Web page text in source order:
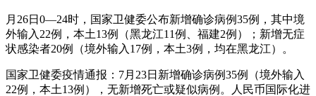
月26日0—24时，国家卫健委公布新增确诊病例35例，其中境
外输入22例，本土13例（黑龙江11例、福建2例）；新增无症
状感染者20例（境外输入17例，本土3例，均在黑龙江）。
国家卫健委疫情通报：7月23日新增确诊病例35例（境外输入
22例，本土13例），无新增死亡或疑似病例。人民币国际化进